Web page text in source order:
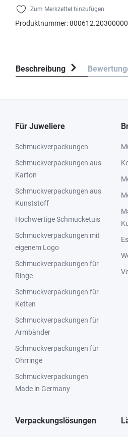
Zum Merkzettel hinzufügen
Produktnummer:800612.20300000
Beschreibung
Für Juweliere
Schmuckverpackungen
Schmuckverpackungen aus
Karton
Schmuckverpackungen aus
Kunststoff
Hochwertige Schmucketuis
Schmuckverpackungen mit
eigenem Logo
Schmuckverpackungen für
Ringe
Schmuckverpackungen für
Ketten
Schmuckverpackungen für
Armbänder
Schmuckverpackungen für
Ohrringe
Schmuckverpackungen
Made in Germany
Verpackungslösungen